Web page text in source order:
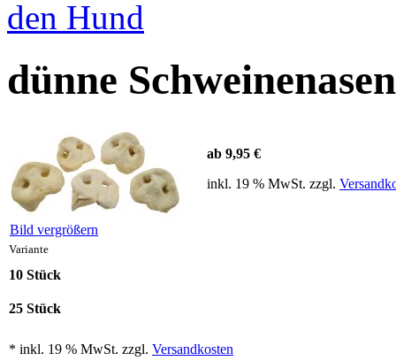
dünne
Bild vergrößern
ab 9,95 €
inkl. 19 % MwSt. zzgl.
Variante
10 Stück
25 Stück
* inkl. 19 % MwSt. zzgl. Versandkosten